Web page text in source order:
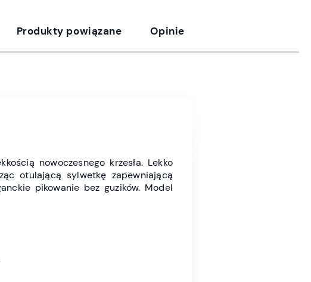
Produkty powiązane Opinie
nowoczesnego krzesła. Lekko
otulającą sylwetkę zapewniającą
pikowanie bez guzików. Model